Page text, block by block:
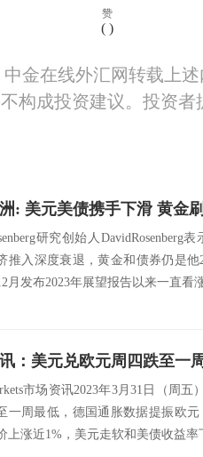
赞
( )
金在线外汇网转载上
构成投资建议。投资
: 美元美债携手下滑 黄金
研究创始人DavidRosenberg
推入深度衰退，黄金和债券仍是
月发布2023年展望报告以来一直看
市场资讯2023年3月31日（周
一周最低，德国通胀数据提振欧
上涨近1%，美元走软和美债收益